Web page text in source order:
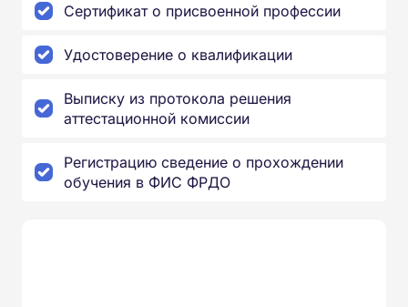
Сертификат о присвоенной профессии
Удостоверение о квалификации
Выписку из протокола решения
аттестационной комиссии
Регистрацию сведение о прохождении
обучения в ФИС ФРДО